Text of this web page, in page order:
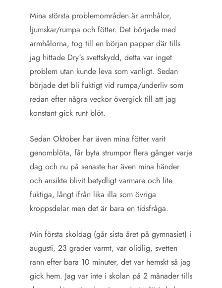
Mina största problemområden är armhålor,
ljumskar/rumpa och fötter. Det började med
armhålorna, tog till en början papper där tills
jag hittade Dry´s svettskydd, detta var inget
problem utan kunde leva som vanligt. Sedan
började det bli fuktigt vid rumpa/underliv som
redan efter några veckor övergick till att jag
konstant gick runt blöt.
Sedan Oktober har även mina fötter varit
genomblöta, får byta strumpor flera gånger varje
dag och nu på senaste har även mina händer
och ansikte blivit betydligt varmare och lite
fuktiga, långt ifrån lika illa som övriga
kroppsdelar men det är bara en tidsfråga.
Min första skoldag (går sista året på gymnasiet) i
augusti, 23 grader varmt, var olidlig, svetten
rann efter bara 10 minuter, det var hemskt så jag
gick hem. Jag var inte i skolan på 2 månader tills